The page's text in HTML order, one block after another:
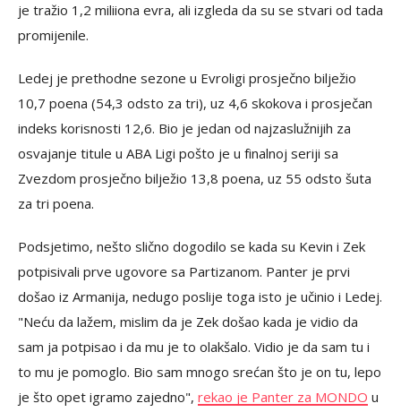
je tražio 1,2 miliiona evra, ali izgleda da su se stvari od tada
promijenile.
Ledej je prethodne sezone u Evroligi prosječno bilježio
10,7 poena (54,3 odsto za tri), uz 4,6 skokova i prosječan
indeks korisnosti 12,6. Bio je jedan od najzaslužnijih za
osvajanje titule u ABA Ligi pošto je u finalnoj seriji sa
Zvezdom prosječno bilježio 13,8 poena, uz 55 odsto šuta
za tri poena.
Podsjetimo, nešto slično dogodilo se kada su Kevin i Zek
potpisivali prve ugovore sa Partizanom. Panter je prvi
došao iz Armanija, nedugo poslije toga isto je učinio i Ledej.
"Neću da lažem, mislim da je Zek došao kada je vidio da
sam ja potpisao i da mu je to olakšalo. Vidio je da sam tu i
to mu je pomoglo. Bio sam mnogo srećan što je on tu, lepo
je što opet igramo zajedno", rekao je Panter za MONDO u